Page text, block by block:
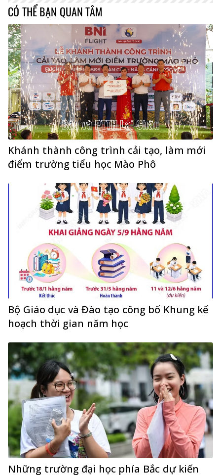
CÓ THỂ BẠN QUAN TÂM
Khánh thành công trình cải tạo, làm mới
điểm trường tiểu học Mào Phô
Bộ Giáo dục và Đào tạo công bố Khung kế
hoạch thời gian năm học
Những trường đại học phía Bắc dự kiến